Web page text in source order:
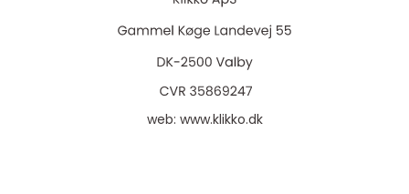
web: www.klikko.dk